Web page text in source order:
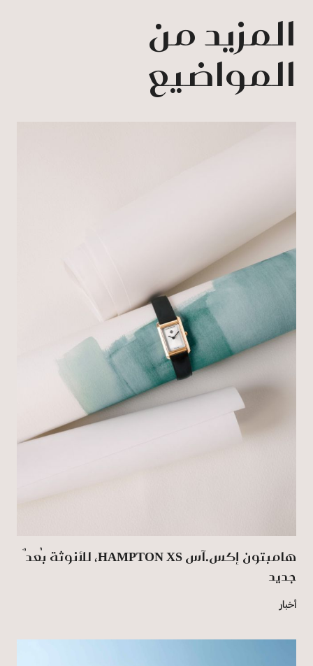
المزيد من
المواضيع
هامبتون إكس.آس HAMPTON XS، للأنوثة بُعدٌ
جديد
أخبار